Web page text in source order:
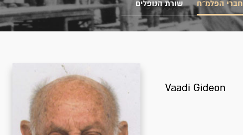
חברי הפלמ"ח שורת הנופלים
Vaadi Gideon